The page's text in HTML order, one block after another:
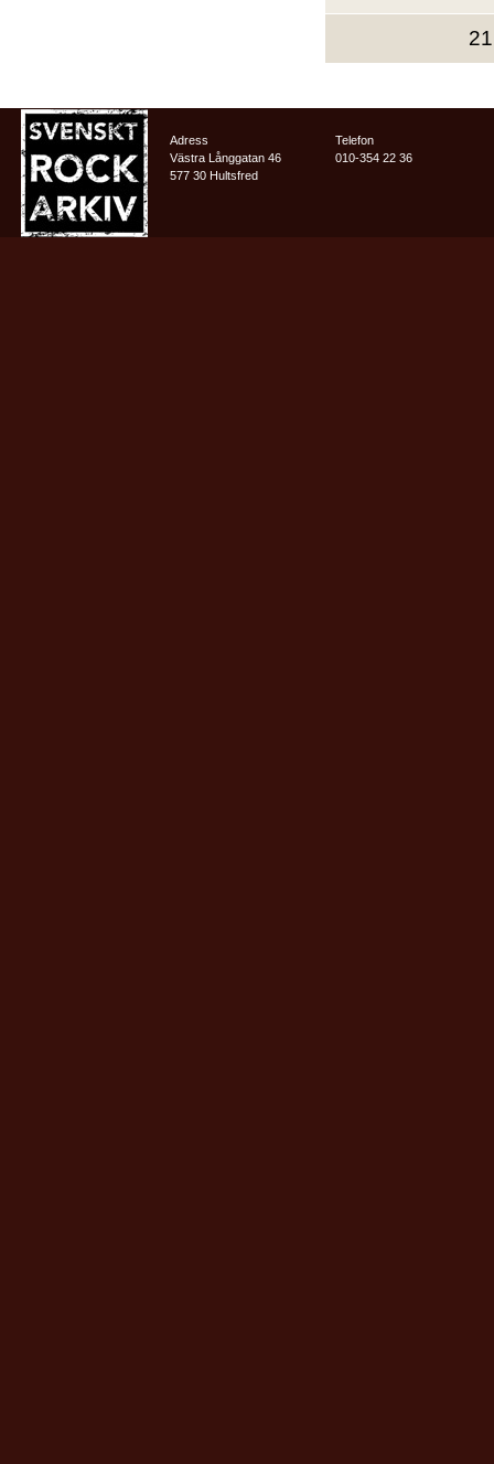
Adress
Västra Långgatan 46
577 30 Hultsfred
Telefon
010-354 22 36